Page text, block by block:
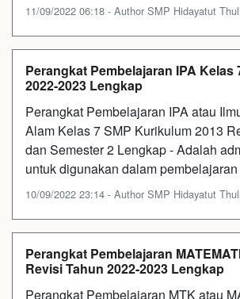
11/09/2022 06:18 - Author SMP Hidayatut
Perangkat Pembelajaran IPA Kelas
2022-2023 Lengkap
Perangkat Pembelajaran IPA atau
Alam Kelas 7 SMP Kurikulum 2013
dan Semester 2 Lengkap - Adalah
untuk digunakan dalam pembelajaran
10/09/2022 23:14 - Author SMP Hidayatut
Perangkat Pembelajaran
Revisi Tahun 2022-2023 Lengkap
Perangkat Pembelajaran MTK atau